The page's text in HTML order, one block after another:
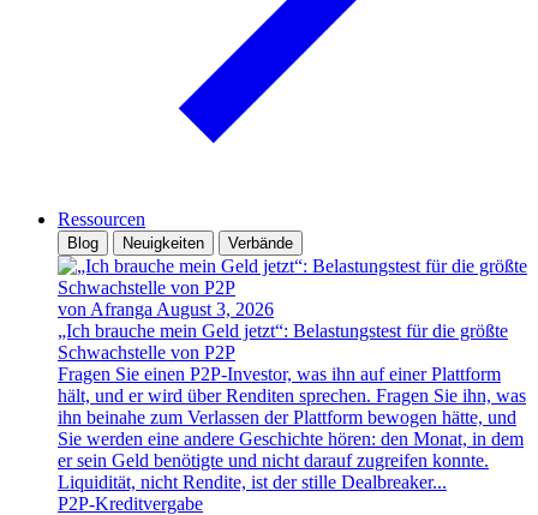
Ressourcen
Blog Neuigkeiten Verbände
von Afranga August 3, 2026
„Ich brauche mein Geld jetzt“: Belastungstest für die größte
Schwachstelle von P2P
Fragen Sie einen P2P-Investor, was ihn auf einer Plattform
hält, und er wird über Renditen sprechen. Fragen Sie ihn, was
ihn beinahe zum Verlassen der Plattform bewogen hätte, und
Sie werden eine andere Geschichte hören: den Monat, in dem
er sein Geld benötigte und nicht darauf zugreifen konnte.
Liquidität, nicht Rendite, ist der stille Dealbreaker...
P2P-Kreditvergabe